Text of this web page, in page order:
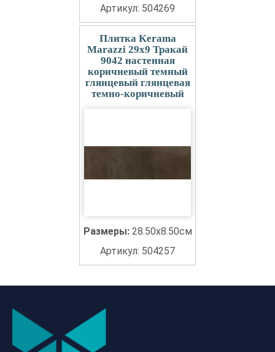
Артикул: 504269
Плитка Kerama
Marazzi 29x9 Тракай
9042 настенная
коричневый темный
глянцевый глянцевая
темно-коричневый
Размеры: 28.50x8.50см
Артикул: 504257